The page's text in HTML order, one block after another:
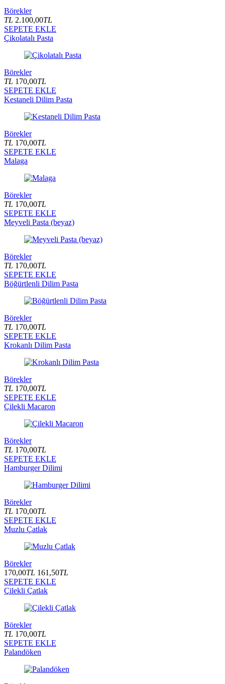
Börekler
TL 2.100,00TL
SEPETE EKLE
Çikolatalı Pasta
Börekler
TL 170,00TL
SEPETE EKLE
Kestaneli Dilim Pasta
Börekler
TL 170,00TL
SEPETE EKLE
Malaga
Börekler
TL 170,00TL
SEPETE EKLE
Meyveli Pasta (beyaz)
Börekler
TL 170,00TL
SEPETE EKLE
Böğürtlenli Dilim Pasta
Börekler
TL 170,00TL
SEPETE EKLE
Krokanlı Dilim Pasta
Börekler
TL 170,00TL
SEPETE EKLE
Çilekli Macaron
Börekler
TL 170,00TL
SEPETE EKLE
Hamburger Dilimi
Börekler
TL 170,00TL
SEPETE EKLE
Muzlu Çatlak
Börekler
170,00TL 161,50TL
SEPETE EKLE
Çilekli Çatlak
Börekler
TL 170,00TL
SEPETE EKLE
Palandöken